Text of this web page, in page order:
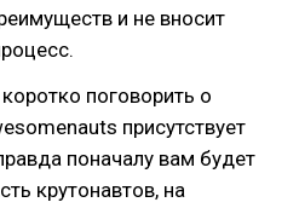
и не вносит
поговорить о
присутствует
поначалу вам будет
крутонавтов, на